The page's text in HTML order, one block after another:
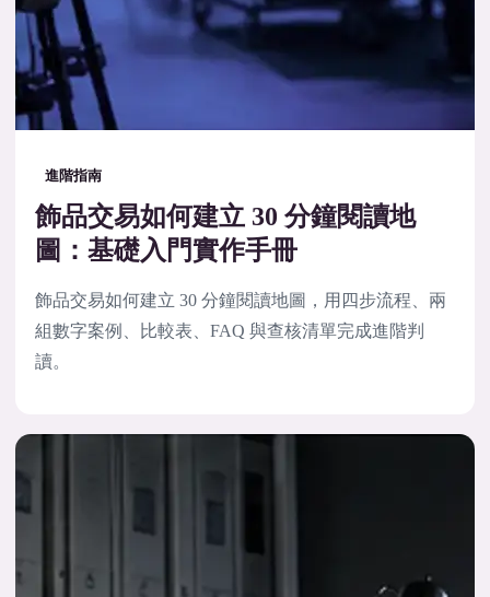
進階指南
飾品交易如何建立 30 分鐘閱讀地
圖：基礎入門實作手冊
飾品交易如何建立 30 分鐘閱讀地圖，用四步流程、兩
組數字案例、比較表、FAQ 與查核清單完成進階判
讀。